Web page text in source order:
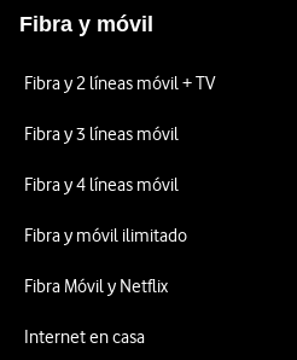
Fibra y móvil
Fibra y 2 líneas móvil + TV
Fibra y 3 líneas móvil
Fibra y 4 líneas móvil
Fibra y móvil ilimitado
Fibra Móvil y Netflix
Internet en casa